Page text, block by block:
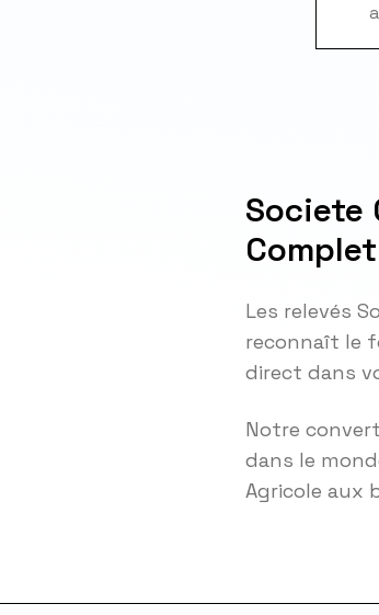
Societe
Les relevés
reconnaît le
direct dans
Notre
dans le
Agricole aux